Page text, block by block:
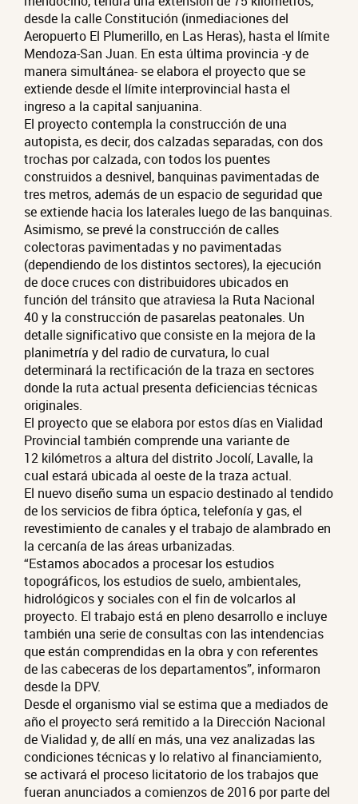
desde la calle Constitución (inmediaciones del
Aeropuerto El Plumerillo, en Las Heras), hasta el límite
Mendoza-San Juan. En esta última provincia -y de
manera simultánea- se elabora el proyecto que se
extiende desde el límite interprovincial hasta el
ingreso a la capital sanjuanina.
El proyecto contempla la construcción de una
autopista, es decir, dos calzadas separadas, con dos
trochas por calzada, con todos los puentes
construidos a desnivel, banquinas pavimentadas de
tres metros, además de un espacio de seguridad que
se extiende hacia los laterales luego de las banquinas.
Asimismo, se prevé la construcción de calles
colectoras pavimentadas y no pavimentadas
(dependiendo de los distintos sectores), la ejecución
de doce cruces con distribuidores ubicados en
función del tránsito que atraviesa la Ruta Nacional
40 y la construcción de pasarelas peatonales. Un
detalle significativo que consiste en la mejora de la
planimetría y del radio de curvatura, lo cual
determinará la rectificación de la traza en sectores
donde la ruta actual presenta deficiencias técnicas
originales.
El proyecto que se elabora por estos días en Vialidad
Provincial también comprende una variante de
12 kilómetros a altura del distrito Jocolí, Lavalle, la
cual estará ubicada al oeste de la traza actual.
El nuevo diseño suma un espacio destinado al tendido
de los servicios de fibra óptica, telefonía y gas, el
revestimiento de canales y el trabajo de alambrado en
la cercanía de las áreas urbanizadas.
“Estamos abocados a procesar los estudios
topográficos, los estudios de suelo, ambientales,
hidrológicos y sociales con el fin de volcarlos al
proyecto. El trabajo está en pleno desarrollo e incluye
también una serie de consultas con las intendencias
que están comprendidas en la obra y con referentes
de las cabeceras de los departamentos”, informaron
desde la DPV.
Desde el organismo vial se estima que a mediados de
año el proyecto será remitido a la Dirección Nacional
de Vialidad y, de allí en más, una vez analizadas las
condiciones técnicas y lo relativo al financiamiento,
se activará el proceso licitatorio de los trabajos que
fueran anunciados a comienzos de 2016 por parte del